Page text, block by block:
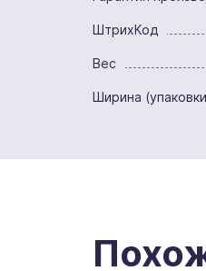
ШтрихКод
Вес
Ширина